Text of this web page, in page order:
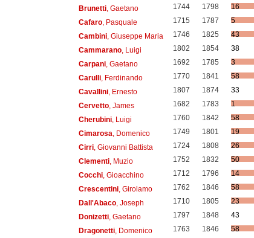
Brunetti, Gaetano 1744 1798
16
Cafaro, Pasquale 1715 1787
5
Cambini, Giuseppe Maria 1746 1825
43
Cammarano, Luigi 1802 1854
38
Carpani, Gaetano 1692 1785
3
Carulli, Ferdinando 1770 1841
58
Cavallini, Ernesto 1807 1874
33
Cervetto, James 1682 1783
1
Cherubini, Luigi 1760 1842
58
Cimarosa , Domenico 1749 1801
19
Cirri, Giovanni Battista 1724 1808
26
Clementi, Muzio 1752 1832
50
Cocchi, Gioacchino 1712 1796
14
Crescentini, Girolamo 1762 1846
58
Dall'Abaco, Joseph 1710 1805
23
Donizetti, Gaetano 1797 1848
43
Dragonetti, Domenico 1763 1846
58